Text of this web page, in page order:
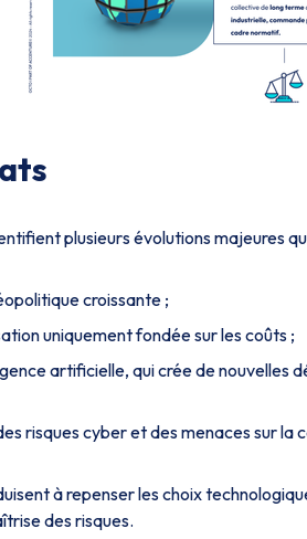
plusieurs évolutions majeures
croissante ;
uniquement fondée sur les coûts ;
artificielle, qui crée de nouvelles
risques cyber et des menaces sur la
à repenser les choix
des risques.